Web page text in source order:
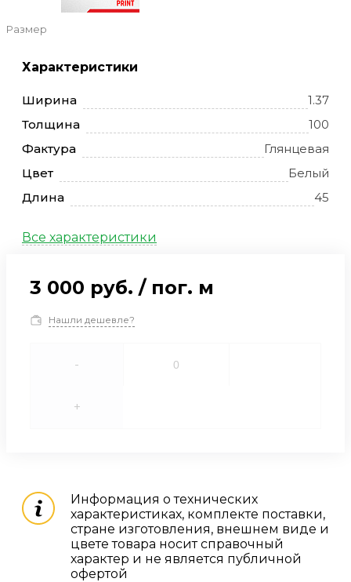
Размер
Характеристики
Ширина
1.37
Толщина
100
Фактура
Глянцевая
Цвет
Белый
Длина
45
Все характеристики
3 000 руб. / пог. м
Нашли дешевле?
-
+
Информация о технических
характеристиках, комплекте поставки,
стране изготовления, внешнем виде и
цвете товара носит справочный
характер и не является публичной
офертой